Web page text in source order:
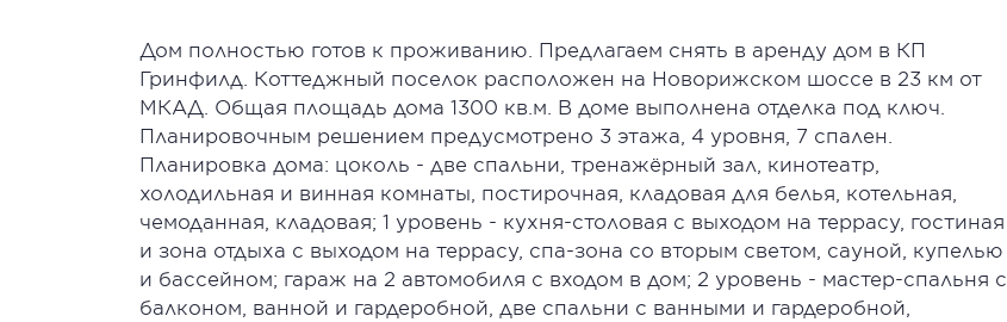
Дом полностью готов к проживанию. Предлагаем снять в аренду дом в КП
Гринфилд. Коттеджный поселок расположен на Новорижском шоссе в 23 км от
МКАД. Общая площадь дома 1300 кв.м. В доме выполнена отделка под ключ.
Планировочным решением предусмотрено 3 этажа, 4 уровня, 7 спален.
Планировка дома: цоколь - две спальни, тренажёрный зал, кинотеатр,
холодильная и винная комнаты, постирочная, кладовая для белья, котельная,
чемоданная, кладовая; 1 уровень - кухня-столовая с выходом на террасу, гостиная
и зона отдыха с выходом на террасу, спа-зона со вторым светом, сауной, купелью
и бассейном; гараж на 2 автомобиля с входом в дом; 2 уровень - мастер-спальня с
балконом, ванной и гардеробной, две спальни с ванными и гардеробной,